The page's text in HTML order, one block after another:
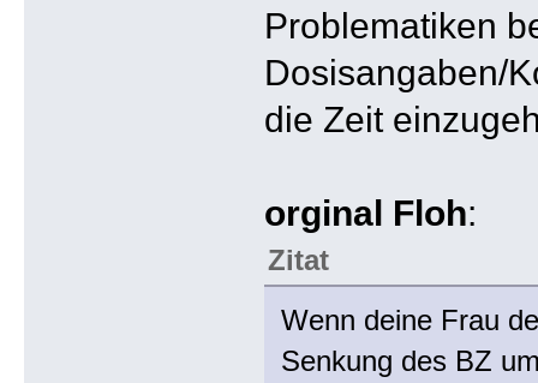
Problematiken
Dosisangaben/
die Zeit
orginal Floh:
Zitat
Wenn deine Frau
Senkung des BZ